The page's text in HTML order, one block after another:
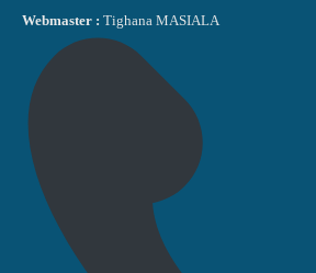
Webmaster : Tighana MASIALA